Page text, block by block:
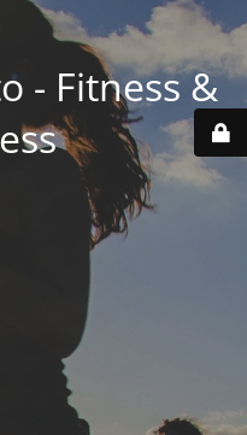
- Fitness &